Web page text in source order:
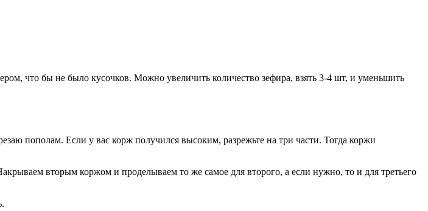
что бы не было кусочков. Можно увеличить количество зефира, взять 3-4 шт, и уменьшить
пополам. Если у вас корж получился высоким, разрежьте на три части. Тогда коржи
вторым коржом и проделываем то же самое для второго, а если нужно, то и для третьего